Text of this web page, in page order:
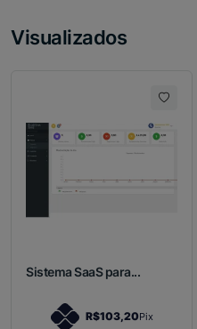
Visualizados
Sistema SaaS para...
R$103,20Pix